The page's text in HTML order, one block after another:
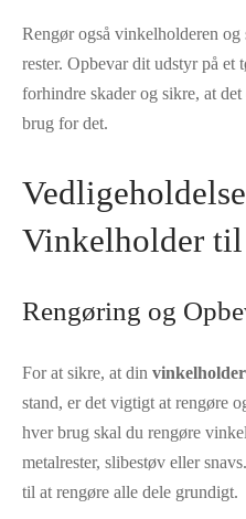
Rengør også vinkelholderen og
rester. Opbevar dit udstyr på et
forhindre skader og sikre, at
brug for det.
Vinkelholder til
Rengøring og
For at sikre, at din
stand, er det vigtigt at rengøre
hver brug skal du rengøre
metalrester, slibestøv eller
til at rengøre alle dele grundigt.